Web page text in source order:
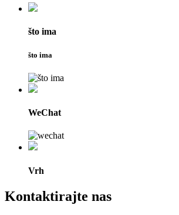
što ima
što ima
WeChat
Vrh
Kontaktirajte nas